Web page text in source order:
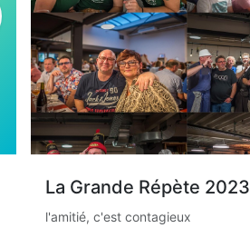
La Grande Répète 2023
l'amitié, c'est contagieux